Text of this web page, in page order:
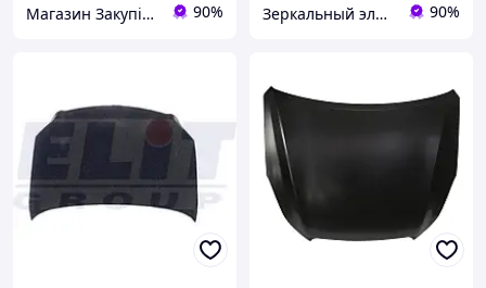
Магазин Закупівля 90% Зеркальный элемент 90%